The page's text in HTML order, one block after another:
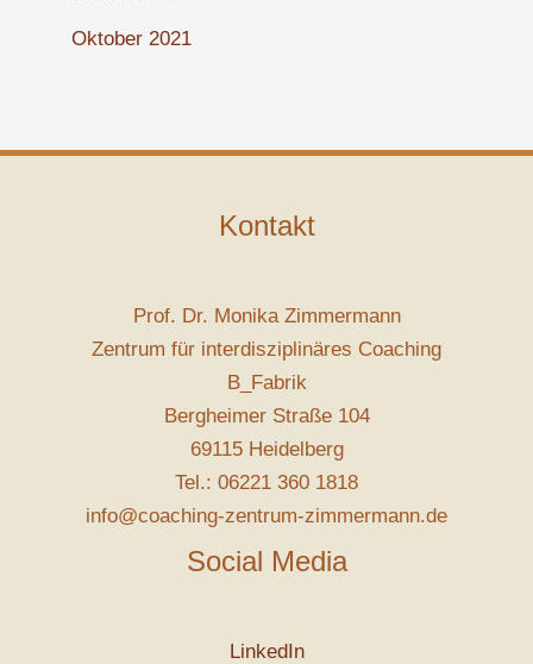
Oktober 2021
Kontakt
Prof. Dr. Monika Zimmermann
Zentrum für interdisziplinäres Coaching
B_Fabrik
Bergheimer Straße 104
69115 Heidelberg
Tel.: 06221 360 1818
info@coaching-zentrum-zimmermann.de
Social Media
LinkedIn